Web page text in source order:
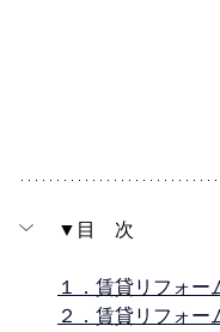
▼目　次
１．賃貸リフォー
２．賃貸リフォー